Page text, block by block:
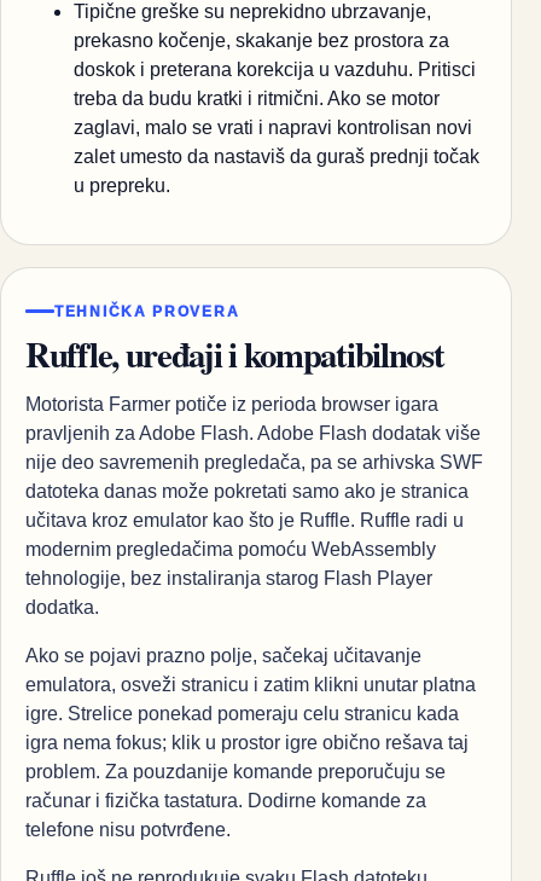
Tipične greške su neprekidno ubrzavanje,
prekasno kočenje, skakanje bez prostora za
doskok i preterana korekcija u vazduhu. Pritisci
treba da budu kratki i ritmični. Ako se motor
zaglavi, malo se vrati i napravi kontrolisan novi
zalet umesto da nastaviš da guraš prednji točak
u prepreku.
TEHNIČKA PROVERA
Ruffle, uređaji i kompatibilnost
Motorista Farmer potiče iz perioda browser igara
pravljenih za Adobe Flash. Adobe Flash dodatak više
nije deo savremenih pregledača, pa se arhivska SWF
datoteka danas može pokretati samo ako je stranica
učitava kroz emulator kao što je Ruffle. Ruffle radi u
modernim pregledačima pomoću WebAssembly
tehnologije, bez instaliranja starog Flash Player
dodatka.
Ako se pojavi prazno polje, sačekaj učitavanje
emulatora, osveži stranicu i zatim klikni unutar platna
igre. Strelice ponekad pomeraju celu stranicu kada
igra nema fokus; klik u prostor igre obično rešava taj
problem. Za pouzdanije komande preporučuju se
računar i fizička tastatura. Dodirne komande za
telefone nisu potvrđene.